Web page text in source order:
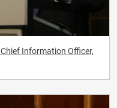
Information Officer,